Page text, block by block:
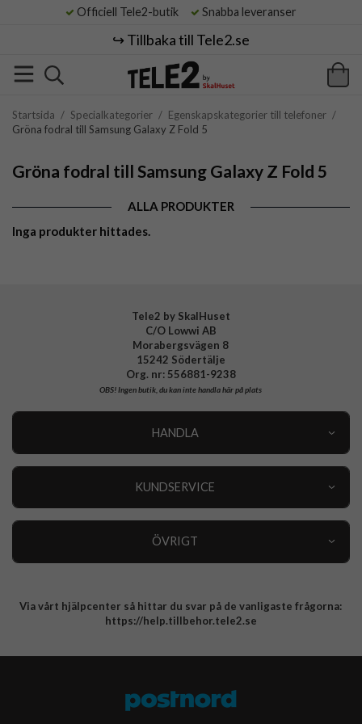
Officiell Tele2-butik Snabba leveranser
↪️ Tillbaka till Tele2.se
Startsida / Specialkategorier / Egenskapskategorier till telefoner /
Gröna fodral till Samsung Galaxy Z Fold 5
Gröna fodral till Samsung Galaxy Z Fold 5
ALLA PRODUKTER
Inga produkter hittades.
Tele2 by SkalHuset
C/O Lowwi AB
Morabergsvägen 8
15242 Södertälje
Org. nr: 556881-9238
OBS!Ingen butik, du kan inte handla här på plats
HANDLA
KUNDSERVICE
ÖVRIGT
Integritetspolicy
Via vårt hjälpcenter så hittar du svar på de vanligaste frågorna:
https://help.tillbehor.tele2.se